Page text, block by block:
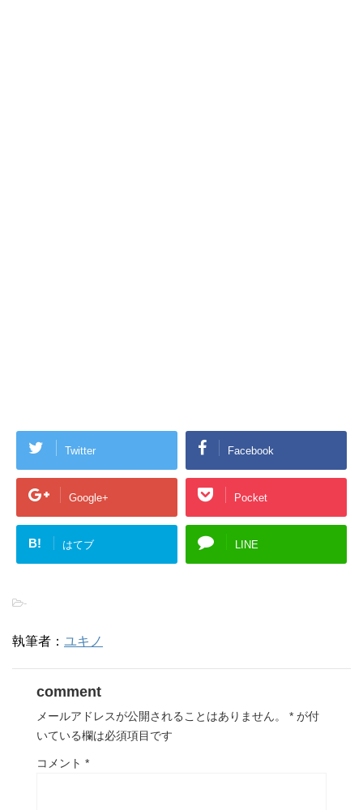
Twitter Facebook
Google+ Pocket
B! はてブ LINE
-
執筆者： ユキノ
comment
メールアドレスが公開されることはありません。 * が付
いている欄は必須項目です
コメント *